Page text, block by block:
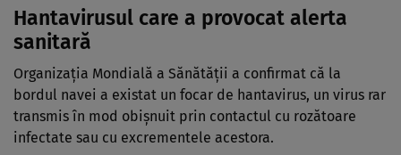
Hantavirusul care a provocat alerta
sanitară
Organizația Mondială a Sănătății a confirmat că la
bordul navei a existat un focar de hantavirus, un virus rar
transmis în mod obișnuit prin contactul cu rozătoare
infectate sau cu excrementele acestora.